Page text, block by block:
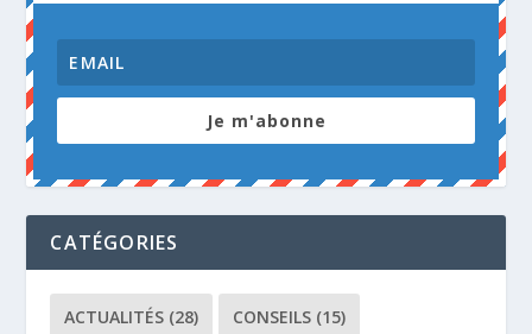
Je m'abonne
CATÉGORIES
ACTUALITÉS (28) CONSEILS (15)